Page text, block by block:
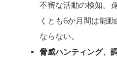
不審な活動の検知。
くとも6か月間は能動
ならない。
脅威ハンティング、